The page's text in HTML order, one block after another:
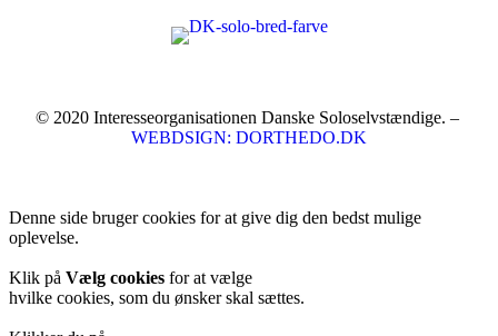
© 2020 Interesseorganisationen Danske Soloselvstændige. –
WEBDSIGN: DORTHEDO.DK
Denne side bruger cookies for at give dig den bedst mulige
oplevelse.
Klik på Vælg cookies for at vælge
hvilke cookies, som du ønsker skal sættes.